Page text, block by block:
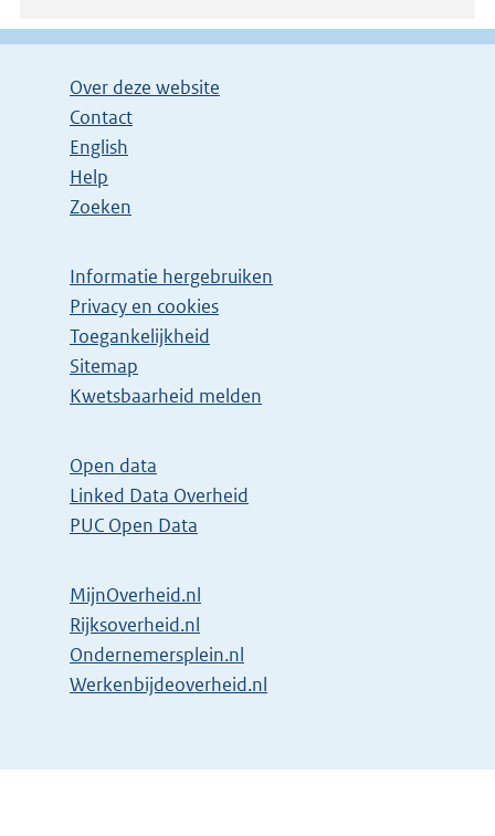
Over deze website
Contact
English
Help
Zoeken
Informatie hergebruiken
Privacy en cookies
Toegankelijkheid
Sitemap
Kwetsbaarheid melden
Open data
Linked Data Overheid
PUC Open Data
MijnOverheid.nl
Rijksoverheid.nl
Ondernemersplein.nl
Werkenbijdeoverheid.nl